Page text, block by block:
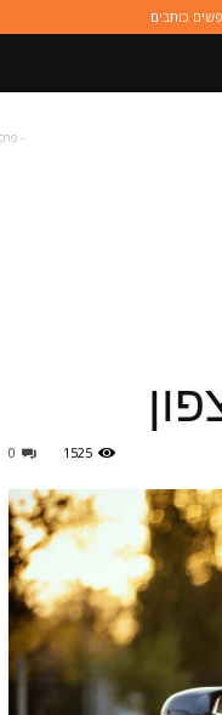
כותבים
-
0 1525